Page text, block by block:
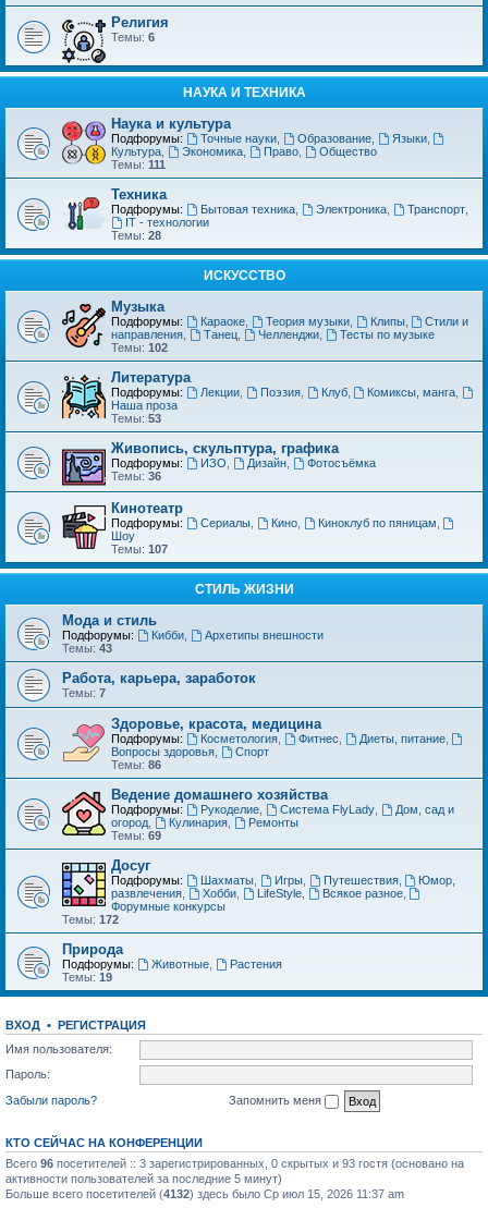
Религия
Темы: 6
НАУКА И ТЕХНИКА
Наука и культура
Подфорумы: Точные науки, Образование, Языки,
Культура
Экономика, Право,
Общество
Темы: 111
Техника
Подфорумы: Бытовая техника, Электроника, Транспорт,
IT - технологии
Темы: 28
ИСКУССТВО
Музыка
Подфорумы: Караоке, Теория музыки, Клипы,
Стили и
направления
Танец, Челленджи,
Тесты по музыке
Темы: 102
Литература
Подфорумы: Лекции, Поэзия, Клуб, Комиксы, манга
Наша проза
Темы: 53
Живопись, скульптура, графика
Подфорумы: ИЗО Дизайн,
Фотосъёмка
Темы: 36
Кинотеатр
Подфорумы: Сериалы, Кино, Киноклуб по пяницам
Шоу
Темы: 107
СТИЛЬ ЖИЗНИ
Мода и стиль
Подфорумы: Кибби,
Архетипы внешности
Темы: 43
Работа, карьера, заработок
Темы: 7
Здоровье, красота, медицина
Подфорумы: Косметология, Фитнес Диеты, питание,
Вопросы здоровья
Спорт
Темы: 86
Ведение домашнего хозяйства
Подфорумы: Рукоделие, Система FlyLady,
Дом, сад и
огород
Кулинария,
Ремонты
Темы: 69
Досуг
Подфорумы: Шахматы, Игры, Путешествия,
Юмор,
развлечения
Хобби, LifeStyle, Всякое разное,
Форумные конкурсы
Темы: 172
Природа
Подфорумы: Животные,
Растения
Темы: 19
ВХОД • РЕГИСТРАЦИЯ
Имя пользователя:
Пароль:
Забыли пароль?
Запомнить меня
КТО СЕЙЧАС НА КОНФЕРЕНЦИИ
Всего 96 посетителей :: 3 зарегистрированных, 0 скрытых и 93 гостя (основано на
активности пользователей за последние 5 минут)
Больше всего посетителей (4132) здесь было Ср июл 15, 2026 11:37 am